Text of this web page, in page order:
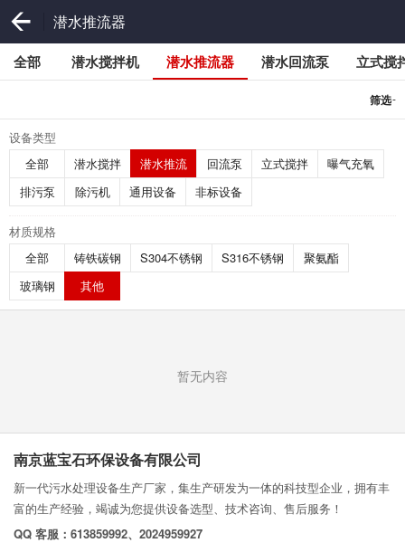
潜水推流器
全部 潜水搅拌机 潜水推流器 潜水回流泵 立式搅
筛选-
设备类型
全部
潜水搅拌 潜水推流 回流泵 立式搅拌
曝气充氧
排污泵
除污机 通用设备 非标设备
材质规格
全部
铸铁碳钢 S304不锈钢 S316不锈钢
聚氨酯
玻璃钢
其他
暂无内容
南京蓝宝石环保设备有限公司
新一代污水处理设备生产厂家，集生产研发为一体的科技型企业，拥有丰
富的生产经验，竭诚为您提供设备选型、技术咨询、售后服务！
QQ 客服：613859992、2024959927